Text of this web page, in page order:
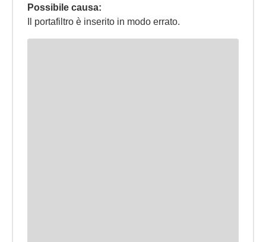
Possibile causa:
Il portafiltro è inserito in modo errato.